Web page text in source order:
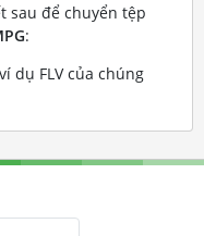
sau để chuyển tệp
:
dụ FLV của chúng